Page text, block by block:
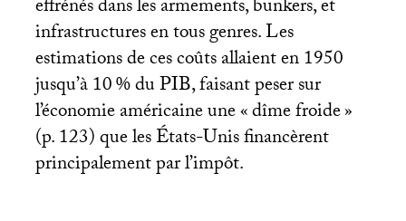
effrénés dans les armements, bunkers, et
infrastructures en tous genres. Les
estimations de ces coûts allaient en 1950
jusqu’à 10% duPIB, faisant peser sur
l’économie américaine une «dîme froide»
(p. 123) que les États-Unis financèrent
principalement par l’impôt.